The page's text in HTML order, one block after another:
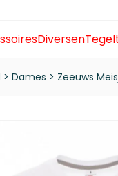
Diversen
> Dames > Zeeuws